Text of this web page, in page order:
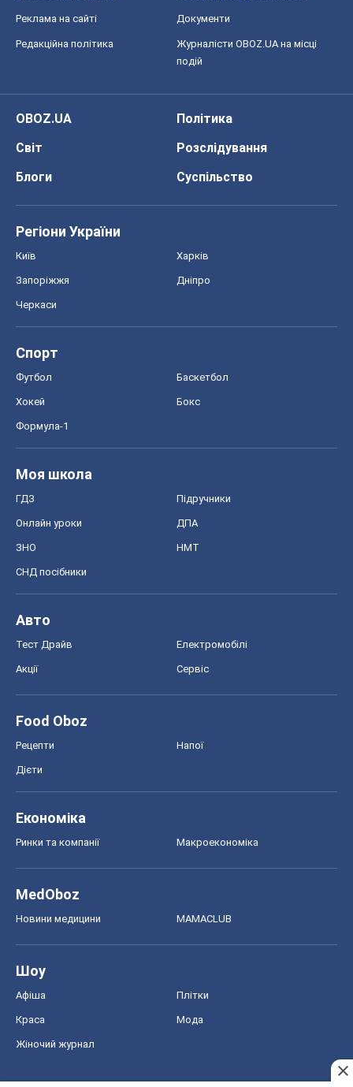
Реклама на сайті Документи
Редакційна політика
Журналісти OBOZ.UA на місці
подій
OBOZ.UA
Політика
Світ
Розслідування
Блоги
Суспільство
Регіони України
Київ Харків
Запоріжжя Дніпро
Черкаси
Спорт
Футбол Баскетбол
Хокей Бокс
Формула-1
Моя школа
ГДЗ Підручники
Онлайн уроки ДПА
ЗНО НМТ
СНД посібники
Авто
Тест Драйв Електромобілі
Акції Сервіс
Food Oboz
Рецепти Напої
Дієти
Економіка
Ринки та компанії Макроекономіка
MedOboz
Новини медицини MAMACLUB
Шоу
Афіша Плітки
Краса Мода
Жіночий журнал